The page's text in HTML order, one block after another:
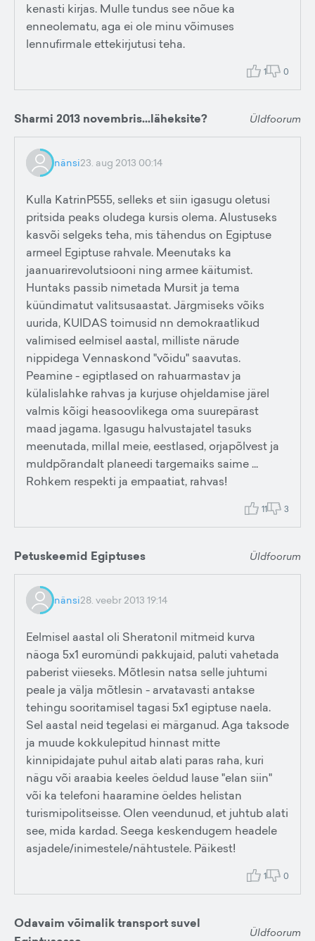
kenasti kirjas. Mulle tundus see nõue ka
enneolematu, aga ei ole minu võimuses
lennufirmale ettekirjutusi teha.
1 0
Sharmi 2013 novembris...läheksite? Üldfoorum
nänsi23. aug 2013 00:14
Kulla KatrinP555, selleks et siin igasugu oletusi
pritsida peaks oludega kursis olema. Alustuseks
kasvõi selgeks teha, mis tähendus on Egiptuse
armeel Egiptuse rahvale. Meenutaks ka
jaanuarirevolutsiooni ning armee käitumist.
Huntaks passib nimetada Mursit ja tema
küündimatut valitsusaastat. Järgmiseks võiks
uurida, KUIDAS toimusid nn demokraatlikud
valimised eelmisel aastal, milliste närude
nippidega Vennaskond "võidu" saavutas.
Peamine - egiptlased on rahuarmastav ja
külalislahke rahvas ja kurjuse ohjeldamise järel
valmis kõigi heasoovlikega oma suurepärast
maad jagama. Igasugu halvustajatel tasuks
meenutada, millal meie, eestlased, orjapõlvest ja
muldpõrandalt planeedi targemaiks saime ...
Rohkem respekti ja empaatiat, rahvas!
11 3
Petuskeemid Egiptuses Üldfoorum
nänsi28. veebr 2013 19:14
Eelmisel aastal oli Sheratonil mitmeid kurva
näoga 5x1 euromündi pakkujaid, paluti vahetada
paberist viieseks. Mõtlesin natsa selle juhtumi
peale ja välja mõtlesin - arvatavasti antakse
tehingu sooritamisel tagasi 5x1 egiptuse naela.
Sel aastal neid tegelasi ei märganud. Aga taksode
ja muude kokkulepitud hinnast mitte
kinnipidajate puhul aitab alati paras raha, kuri
nägu või araabia keeles öeldud lause "elan siin"
või ka telefoni haaramine öeldes helistan
turismipolitseisse. Olen veendunud, et juhtub alati
see, mida kardad. Seega keskendugem headele
asjadele/inimestele/nähtustele. Päikest!
1 0
Odavaim võimalik transport suvel
Üldfoorum